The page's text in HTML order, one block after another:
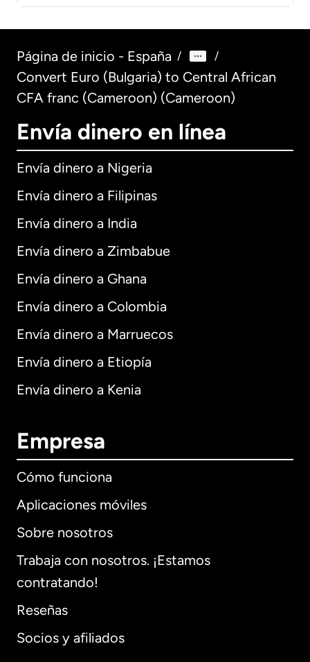
Página de inicio - España / /
Convert Euro (Bulgaria) to Central African
CFA franc (Cameroon) (Cameroon)
Envía dinero en línea
Envía dinero a Nigeria
Envía dinero a Filipinas
Envía dinero a India
Envía dinero a Zimbabue
Envía dinero a Ghana
Envía dinero a Colombia
Envía dinero a Marruecos
Envía dinero a Etiopía
Envía dinero a Kenia
Empresa
Cómo funciona
Aplicaciones móviles
Sobre nosotros
Trabaja con nosotros. ¡Estamos
contratando!
Reseñas
Socios y afiliados